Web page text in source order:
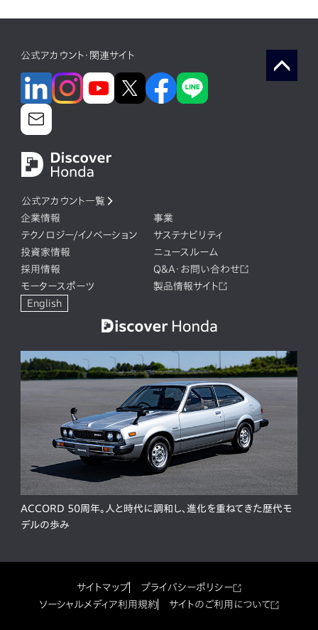
公式アカウント・関連サイト
公式アカウント一覧
企業情報
事業
テクノロジー/イノベーション
サステナビリティ
投資家情報
ニュースルーム
採用情報
Q&A・お問い合わせ
モータースポーツ
製品情報サイト
English
ACCORD 50周年。人と時代に調和し、進化を重ねてきた歴代モ
デルの歩み
サイトマップ
プライバシーポリシー
ソーシャルメディア利用規約
サイトのご利用について